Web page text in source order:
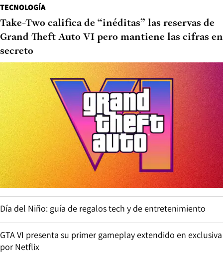
TECNOLOGÍA
Take-Two califica de “inéditas” las reservas de
Grand Theft Auto VI pero mantiene las cifras en
secreto
Día del Niño: guía de regalos tech y de entretenimiento
GTA VI presenta su primer gameplay extendido en exclusiva
por Netflix